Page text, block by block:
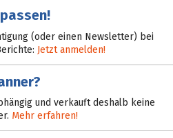
(oder einen Newsletter) bei
Jetzt anmelden!
und verkauft deshalb keine
Mehr erfahren!